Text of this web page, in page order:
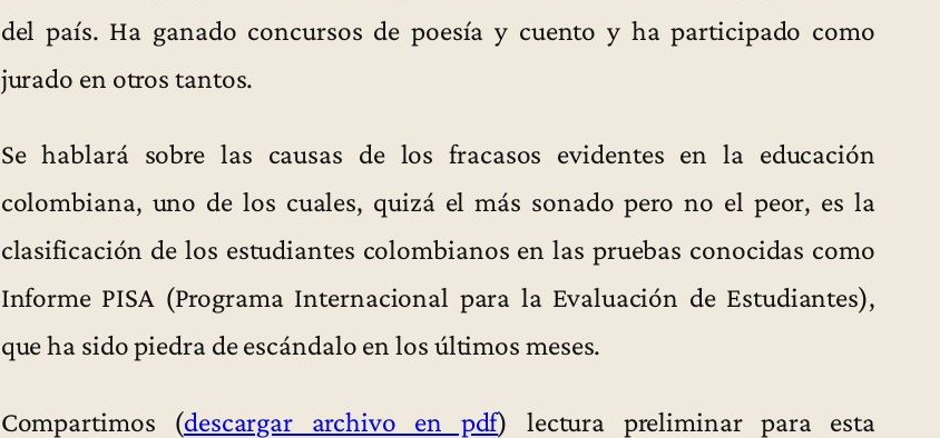
del país. Ha ganado concursos de poesía y cuento y ha participado como
jurado en otros tantos.
Se hablará sobre las causas de los fracasos evidentes en la educación
colombiana, uno de los cuales, quizá el más sonado pero no el peor, es la
clasificación de los estudiantes colombianos en las pruebas conocidas como
Informe PISA (Programa Internacional para la Evaluación de Estudiantes),
que ha sido piedra de escándalo en los últimos meses.
Compartimos (descargar archivo en pdf) lectura preliminar para esta